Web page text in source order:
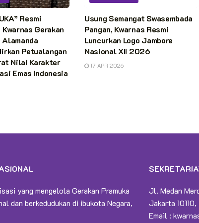
Resmi
Gerakan
Alamanda
Petualangan
Nilai Karakter
Emas Indonesia
Usung Semangat Swasembada
Pangan, Kwarnas Resmi
Luncurkan Logo Jambore
Nasional XII 2026
17 APR 2026
yang mengelola Gerakan Pramuka
dan berkedudukan di ibukota Negara,
Jl. Medan
Jakarta
Email :